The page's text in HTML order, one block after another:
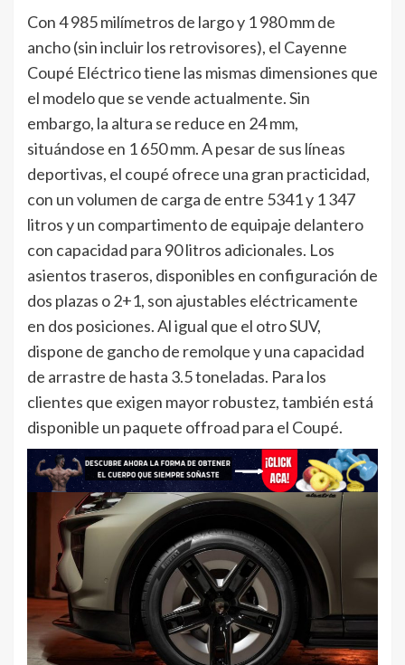
Con 4 985 milímetros de largo y 1 980 mm de
ancho (sin incluir los retrovisores), el Cayenne
Coupé Eléctrico tiene las mismas dimensiones que
el modelo que se vende actualmente. Sin
embargo, la altura se reduce en 24 mm,
situándose en 1 650 mm. A pesar de sus líneas
deportivas, el coupé ofrece una gran practicidad,
con un volumen de carga de entre 5341 y 1 347
litros y un compartimento de equipaje delantero
con capacidad para 90 litros adicionales. Los
asientos traseros, disponibles en configuración de
dos plazas o 2+1, son ajustables eléctricamente
en dos posiciones. Al igual que el otro SUV,
dispone de gancho de remolque y una capacidad
de arrastre de hasta 3.5 toneladas. Para los
clientes que exigen mayor robustez, también está
disponible un paquete offroad para el Coupé.